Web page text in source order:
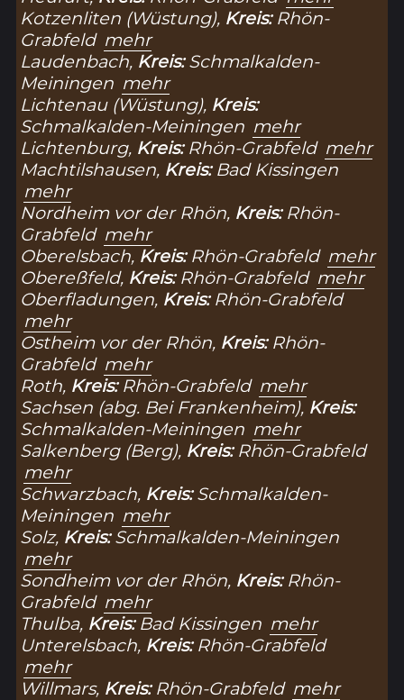
Kotzenliten (Wüstung), Kreis: Rhön-
Grabfeld mehr
Laudenbach, Kreis:Schmalkalden-
Meiningen mehr
Lichtenau (Wüstung), Kreis:
Schmalkalden-Meiningen mehr
Lichtenburg, Kreis: Rhön-Grabfeld mehr
Machtilshausen, Kreis: Bad Kissingen
mehr
Nordheim vor der Rhön, Kreis: Rhön-
Grabfeld mehr
Oberelsbach, Kreis: Rhön-Grabfeld mehr
Obereßfeld, Kreis: Rhön-Grabfeld mehr
Oberfladungen, Kreis: Rhön-Grabfeld
mehr
Ostheim vor der Rhön, Kreis: Rhön-
Grabfeld mehr
Roth, Kreis: Rhön-Grabfeld mehr
Sachsen (abg. Bei Frankenheim), Kreis:
Schmalkalden-Meiningen mehr
Salkenberg (Berg), Kreis: Rhön-Grabfeld
mehr
Schwarzbach, Kreis:Schmalkalden-
Meiningen mehr
Solz, Kreis:Schmalkalden-Meiningen
mehr
Sondheim vor der Rhön, Kreis: Rhön-
Grabfeld mehr
Thulba, Kreis: Bad Kissingen mehr
Unterelsbach, Kreis: Rhön-Grabfeld
mehr
Willmars, Kreis: Rhön-Grabfeld mehr